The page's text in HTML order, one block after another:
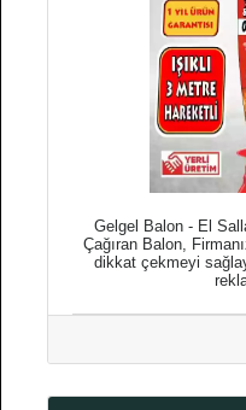
Gelgel Balon - El
Çağıran Balon,
dikkat çekmeyi